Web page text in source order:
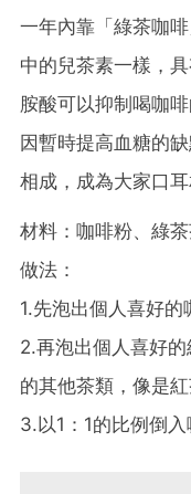
一年內靠「綠茶咖
中的兒茶素一樣，
胺酸可以抑制喝咖
因暫時提高血糖的
相成，成為大家口
材料：咖啡粉、綠
做法：
1.先泡出個人喜好的
2.再泡出個人喜好
的其他茶類，像是
3.以1：1的比例倒